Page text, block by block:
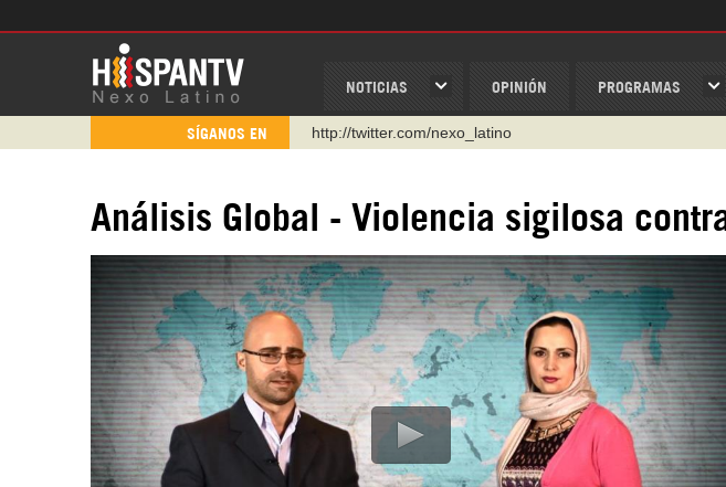
NOTICIAS OPINIÓN PROGRAMAS
SÍGANOS EN
http://twitter.com/nexo_latino
https://urmedium.com/c/hispantv
WhatsApp y Viber: +98 921 79 29 404
Instagram como: hispan_tv
https://www.facebook.com/Nexolatino.Canal
https://www.youtube.com/@nexo_latino
Análisis Global - Violencia sigilosa